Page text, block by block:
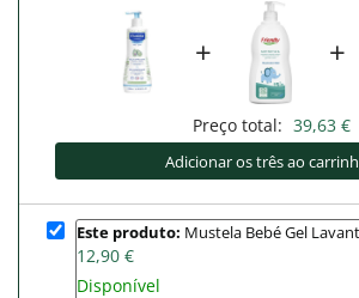
+ +
Preço total: 39,63 €
Adicionar os três ao
Este produto: Mustela Bebé Gel
12,90 €
Disponível